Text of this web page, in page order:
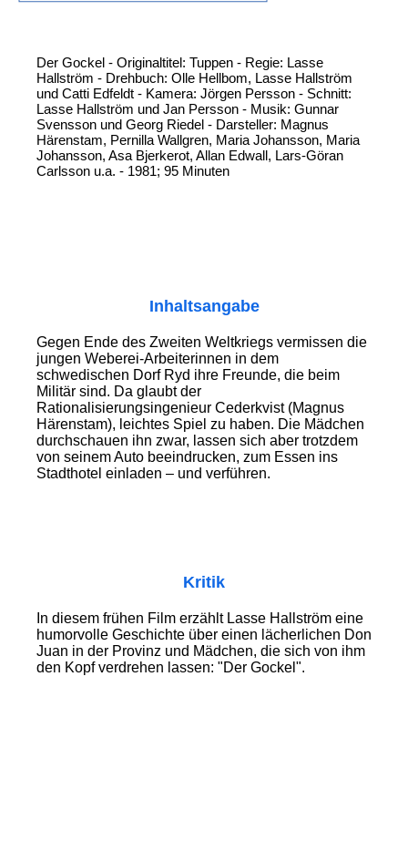
Der Gockel - Originaltitel: Tuppen - Regie: Lasse
Hallström - Drehbuch: Olle Hellbom, Lasse Hallström
und Catti Edfeldt - Kamera: Jörgen Persson - Schnitt:
Lasse Hallström und Jan Persson - Musik: Gunnar
Svensson und Georg Riedel - Darsteller: Magnus
Härenstam, Pernilla Wallgren, Maria Johansson, Maria
Johansson, Asa Bjerkerot, Allan Edwall, Lars-Göran
Carlsson u.a. - 1981; 95 Minuten
Inhaltsangabe
Gegen Ende des Zweiten Weltkriegs vermissen die
jungen Weberei-Arbeiterinnen in dem
schwedischen Dorf Ryd ihre Freunde, die beim
Militär sind. Da glaubt der
Rationalisierungsingenieur Cederkvist (Magnus
Härenstam), leichtes Spiel zu haben. Die Mädchen
durchschauen ihn zwar, lassen sich aber trotzdem
von seinem Auto beeindrucken, zum Essen ins
Stadthotel einladen – und verführen.
Kritik
In diesem frühen Film erzählt Lasse Hallström eine
humorvolle Geschichte über einen lächerlichen Don
Juan in der Provinz und Mädchen, die sich von ihm
den Kopf verdrehen lassen: "Der Gockel".